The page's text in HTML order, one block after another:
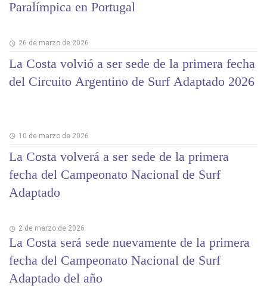
Paralímpica en Portugal
26 de marzo de 2026
La Costa volvió a ser sede de la primera fecha
del Circuito Argentino de Surf Adaptado 2026
10 de marzo de 2026
La Costa volverá a ser sede de la primera
fecha del Campeonato Nacional de Surf
Adaptado
2 de marzo de 2026
La Costa será sede nuevamente de la primera
fecha del Campeonato Nacional de Surf
Adaptado del año